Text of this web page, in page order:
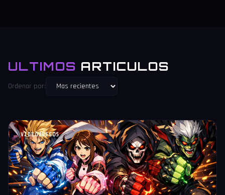
ULTIMOS ARTICULOS
Ordenar por:
VIDEOJUEGOS